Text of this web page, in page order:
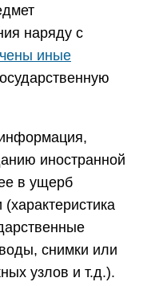
наряду с
иные
иностранной
в ущерб
снимки или
узлов и т.д.).